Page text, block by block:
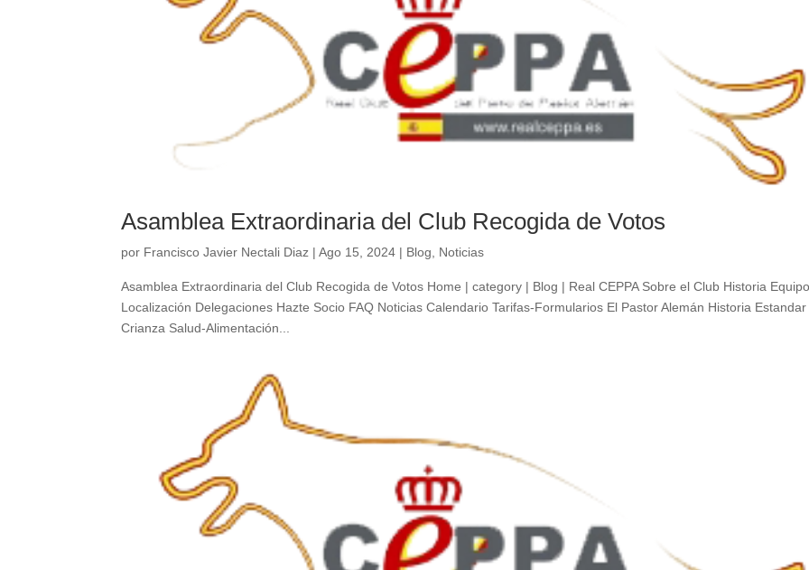
Asamblea Extraordinaria del Club Recogida de Votos
por Francisco Javier Nectali Diaz |Ago 15, 2024 | Blog Noticias
Asamblea Extraordinaria del Club Recogida de Votos Home | category | Blog | Real CEPPA Sobre el Club Historia
Localización Delegaciones Hazte Socio FAQ Noticias Calendario Tarifas-Formularios El Pastor Alemán Historia Estandar
Crianza Salud-Alimentación...